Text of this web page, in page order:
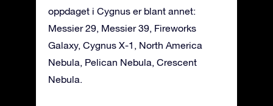
oppdaget i Cygnus er blant annet:
Messier 29, Messier 39, Fireworks
Galaxy, Cygnus X-1, North America
Nebula, Pelican Nebula, Crescent
Nebula.